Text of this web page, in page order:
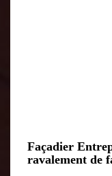
Façadier
ravalement de